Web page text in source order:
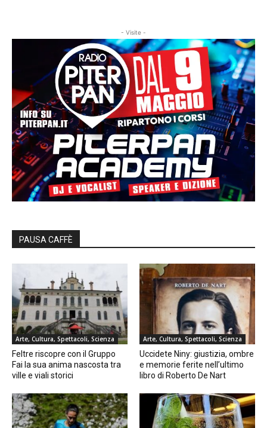
- Visite -
PAUSA CAFFÈ
Arte, Cultura, Spettacoli, Scienza
Feltre riscopre con il Gruppo
Fai la sua anima nascosta tra
ville e viali storici
Arte, Cultura, Spettacoli, Scienza
Uccidete Niny: giustizia, ombre
e memorie ferite nell’ultimo
libro di Roberto De Nart